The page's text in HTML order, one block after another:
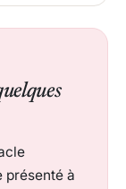
présenté à